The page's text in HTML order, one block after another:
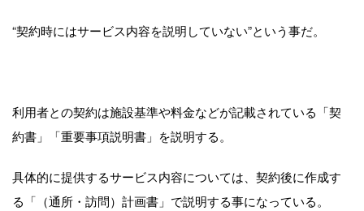
“契約時にはサービス内容を説明していない”という事だ。
利用者との契約は施設基準や料金などが記載されている「契
約書」「重要事項説明書」を説明する。
具体的に提供するサービス内容については、契約後に作成す
る「（通所・訪問）計画書」で説明する事になっている。